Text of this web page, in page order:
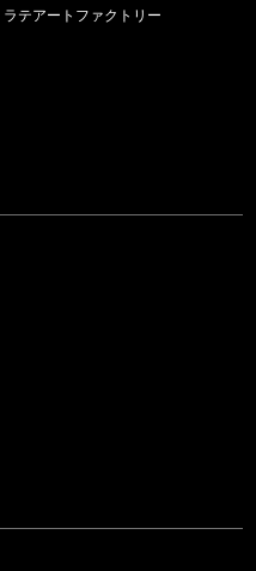
ラテアートファクトリー